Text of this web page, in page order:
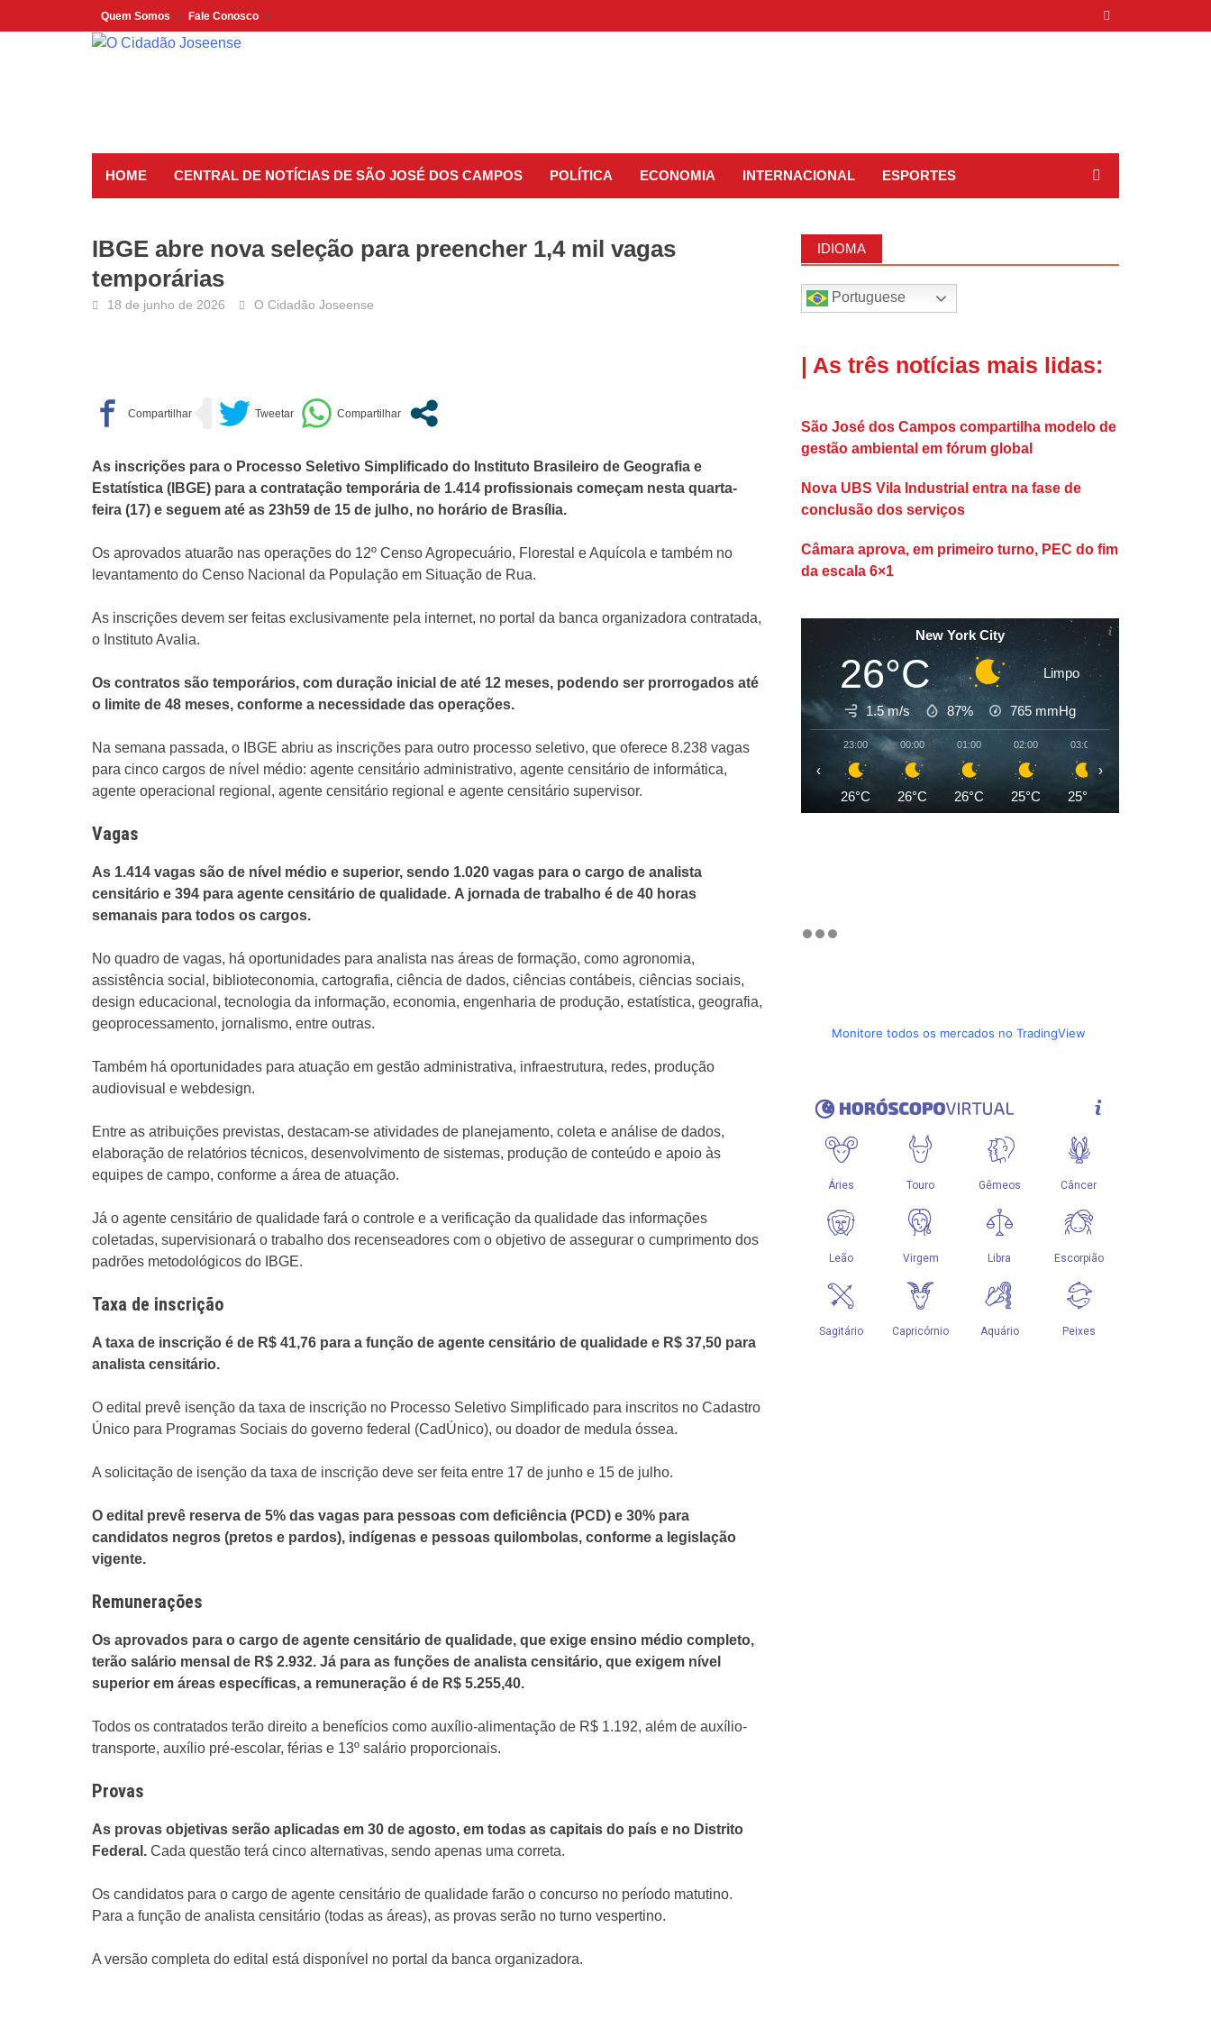
to
Quem Somos Fale Conosco
HOME CENTRAL DE NOTÍCIAS DE SÃO JOSÉ DOS CAMPOS POLÍTICA ECONOMIA INTERNACIONAL ESPORTES
IBGE abre nova seleção para preencher 1,4 mil vagas
temporárias
18 de junho de 2026 O Cidadão Joseense
As inscrições para o Processo Seletivo Simplificado do Instituto Brasileiro de Geografia e
Estatística (IBGE) para a contratação temporária de 1.414 profissionais começam nesta quarta-
feira (17) e seguem até as 23h59 de 15 de julho, no horário de Brasília.
Os aprovados atuarão nas operações do 12º Censo Agropecuário, Florestal e Aquícola e também no
levantamento do Censo Nacional da População em Situação de Rua.
As inscrições devem ser feitas exclusivamente pela internet, no portal da banca organizadora contratada,
o Instituto Avalia.
Os contratos são temporários, com duração inicial de até 12 meses, podendo ser prorrogados até
o limite de 48 meses, conforme a necessidade das operações.
Na semana passada, o IBGE abriu as inscrições para outro processo seletivo, que oferece 8.238 vagas
para cinco cargos de nível médio: agente censitário administrativo, agente censitário de informática,
agente operacional regional, agente censitário regional e agente censitário supervisor.
Vagas
As 1.414 vagas são de nível médio e superior, sendo 1.020 vagas para o cargo de analista
censitário e 394 para agente censitário de qualidade. A jornada de trabalho é de 40 horas
semanais para todos os cargos.
No quadro de vagas, há oportunidades para analista nas áreas de formação, como agronomia,
assistência social, biblioteconomia, cartografia, ciência de dados, ciências contábeis, ciências sociais,
design educacional, tecnologia da informação, economia, engenharia de produção, estatística, geografia,
geoprocessamento, jornalismo, entre outras.
Também há oportunidades para atuação em gestão administrativa, infraestrutura, redes, produção
audiovisual e webdesign.
Entre as atribuições previstas, destacam-se atividades de planejamento, coleta e análise de dados,
elaboração de relatórios técnicos, desenvolvimento de sistemas, produção de conteúdo e apoio às
equipes de campo, conforme a área de atuação.
Já o agente censitário de qualidade fará o controle e a verificação da qualidade das informações
coletadas, supervisionará o trabalho dos recenseadores com o objetivo de assegurar o cumprimento dos
padrões metodológicos do IBGE.
Taxa de inscrição
A taxa de inscrição é de R$ 41,76 para a função de agente censitário de qualidade e R$ 37,50 para
analista censitário.
O edital prevê isenção da taxa de inscrição no Processo Seletivo Simplificado para inscritos no Cadastro
Único para Programas Sociais do governo federal (CadÚnico), ou doador de medula óssea.
A solicitação de isenção da taxa de inscrição deve ser feita entre 17 de junho e 15 de julho.
O edital prevê reserva de 5% das vagas para pessoas com deficiência (PCD) e 30% para
candidatos negros (pretos e pardos), indígenas e pessoas quilombolas, conforme a legislação
vigente.
Remunerações
Os aprovados para o cargo de agente censitário de qualidade, que exige ensino médio completo,
terão salário mensal de R$ 2.932. Já para as funções de analista censitário, que exigem nível
superior em áreas específicas, a remuneração é de R$ 5.255,40.
Todos os contratados terão direito a benefícios como auxílio-alimentação de R$ 1.192, além de auxílio-
transporte, auxílio pré-escolar, férias e 13º salário proporcionais.
Provas
As provas objetivas serão aplicadas em 30 de agosto, em todas as capitais do país e no Distrito
Federal. Cada questão terá cinco alternativas, sendo apenas uma correta.
Os candidatos para o cargo de agente censitário de qualidade farão o concurso no período matutino.
Para a função de analista censitário (todas as áreas), as provas serão no turno vespertino.
A versão completa do edital está disponível no portal da banca organizadora.
IDIOMA
Portuguese
| As três notícias mais lidas:
São José dos Campos compartilha modelo de
gestão ambiental em fórum global
Nova UBS Vila Industrial entra na fase de
conclusão dos serviços
Câmara aprova, em primeiro turno, PEC do fim
da escala 6×1
New York City
26°C Limpo
1.5 m/s 87% 765 mmHg
23:00
26°C
00:00
26°C
01:00
26°C
02:00
25°C
03:00
25°C
‹ ›
Monitore todos os mercados no TradingView